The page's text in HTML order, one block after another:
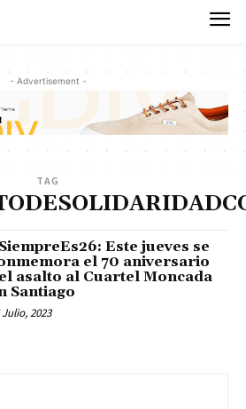
- Advertisement -
TAG
Este jueves se
el 70 aniversario
asalto al Cuartel Moncada
Santiago
Julio, 2023